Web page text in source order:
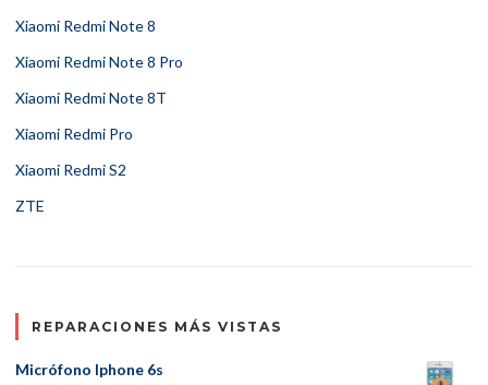
Xiaomi Redmi Note 8
Xiaomi Redmi Note 8 Pro
Xiaomi Redmi Note 8T
Xiaomi Redmi Pro
Xiaomi Redmi S2
ZTE
REPARACIONES MÁS VISTAS
Micrófono Iphone 6s